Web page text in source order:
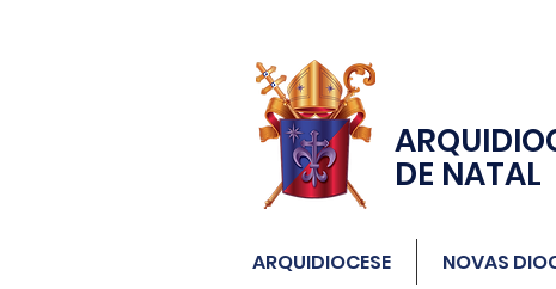
DE NATAL
ARQUIDIOCESE NOVAS